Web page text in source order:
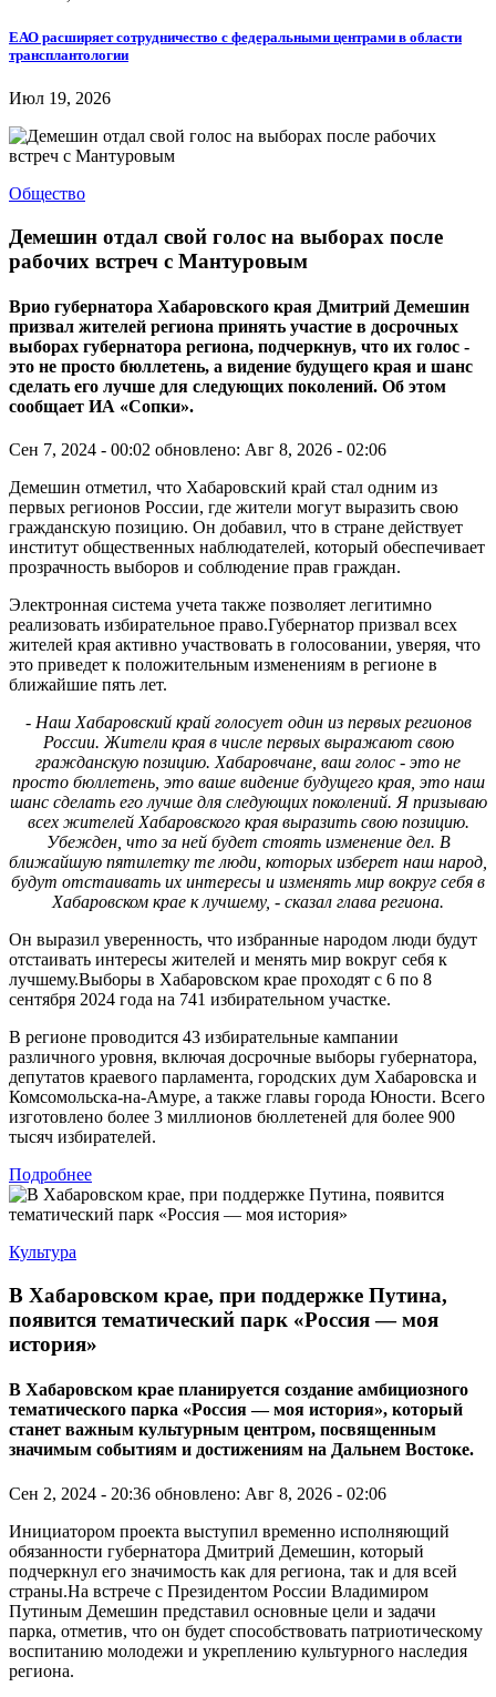
ЕАО расширяет сотрудничество с федеральными центрами в области
трансплантологии
Июл 19, 2026
Общество
Демешин отдал свой голос на выборах после
рабочих встреч с Мантуровым
Врио губернатора Хабаровского края Дмитрий Демешин
призвал жителей региона принять участие в досрочных
выборах губернатора региона, подчеркнув, что их голос -
это не просто бюллетень, а видение будущего края и шанс
сделать его лучше для следующих поколений. Об этом
сообщает ИА «Сопки».
Сен 7, 2024 - 00:02 обновлено: Авг 8, 2026 - 02:06
Демешин отметил, что Хабаровский край стал одним из
первых регионов России, где жители могут выразить свою
гражданскую позицию. Он добавил, что в стране действует
институт общественных наблюдателей, который обеспечивает
прозрачность выборов и соблюдение прав граждан.
Электронная система учета также позволяет легитимно
реализовать избирательное право.Губернатор призвал всех
жителей края активно участвовать в голосовании, уверяя, что
это приведет к положительным изменениям в регионе в
ближайшие пять лет.
- Наш Хабаровский край голосует один из первых регионов
России. Жители края в числе первых выражают свою
гражданскую позицию. Хабаровчане, ваш голос - это не
просто бюллетень, это ваше видение будущего края, это наш
шанс сделать его лучше для следующих поколений. Я призываю
всех жителей Хабаровского края выразить свою позицию.
Убежден, что за ней будет стоять изменение дел. В
ближайшую пятилетку те люди, которых изберет наш народ,
будут отстаивать их интересы и изменять мир вокруг себя в
Хабаровском крае к лучшему, - сказал глава региона.
Он выразил уверенность, что избранные народом люди будут
отстаивать интересы жителей и менять мир вокруг себя к
лучшему.Выборы в Хабаровском крае проходят с 6 по 8
сентября 2024 года на 741 избирательном участке.
В регионе проводится 43 избирательные кампании
различного уровня, включая досрочные выборы губернатора,
депутатов краевого парламента, городских дум Хабаровска и
Комсомольска-на-Амуре, а также главы города Юности. Всего
изготовлено более 3 миллионов бюллетеней для более 900
тысяч избирателей.
Подробнее
Культура
В Хабаровском крае, при поддержке Путина,
появится тематический парк «Россия — моя
история»
В Хабаровском крае планируется создание амбициозного
тематического парка «Россия — моя история», который
станет важным культурным центром, посвященным
значимым событиям и достижениям на Дальнем Востоке.
Сен 2, 2024 - 20:36 обновлено: Авг 8, 2026 - 02:06
Инициатором проекта выступил временно исполняющий
обязанности губернатора Дмитрий Демешин, который
подчеркнул его значимость как для региона, так и для всей
страны.На встрече с Президентом России Владимиром
Путиным Демешин представил основные цели и задачи
парка, отметив, что он будет способствовать патриотическому
воспитанию молодежи и укреплению культурного наследия
региона.